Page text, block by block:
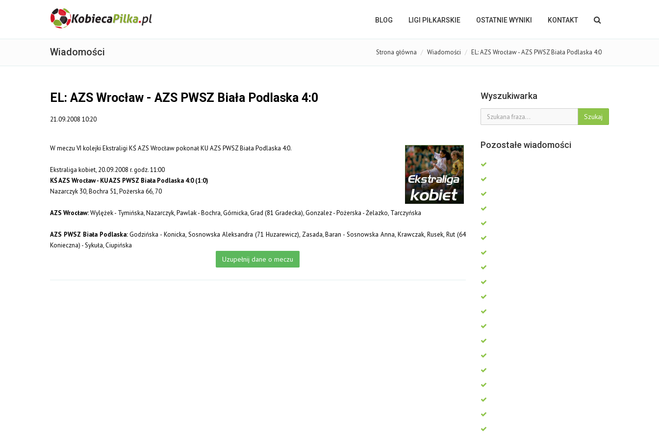
BLOG LIGI PIŁKARSKIE OSTATNIE WYNIKI KONTAKT
Wiadomości Strona główna Wiadomości EL: AZS Wrocław - AZS PWSZ Biała Podlaska 4:0
EL: AZS Wrocław - AZS PWSZ Biała Podlaska 4:0
21.09.2008 10:20
W meczu VI kolejki Ekstraligi KŚ AZS Wrocław pokonał KU AZS PWSZ Biała Podlaska 4:0.
Ekstraliga kobiet, 20.09.2008 r. godz. 11:00
KŚ AZS Wrocław - KU AZS PWSZ Biała Podlaska 4:0 (1:0)
Nazarczyk 30, Bochra 51, Pożerska 66, 70
AZS Wrocław:Wylężek - Tymińska, Nazarczyk, Pawlak - Bochra, Górnicka, Grad (81 Gradecka), Gonzalez - Pożerska - Żelazko, Tarczyńska
AZS PWSZ Biała Podlaska:Godzińska - Konicka, Sosnowska Aleksandra (71 Huzarewicz), Zasada, Baran - Sosnowska Anna, Krawczak, Rusek, Rut (64
Konieczna) - Sykuła, Ciupińska
Uzupełnij dane o meczu
Wyszukiwarka
Szukaj
Pozostałe wiadomości